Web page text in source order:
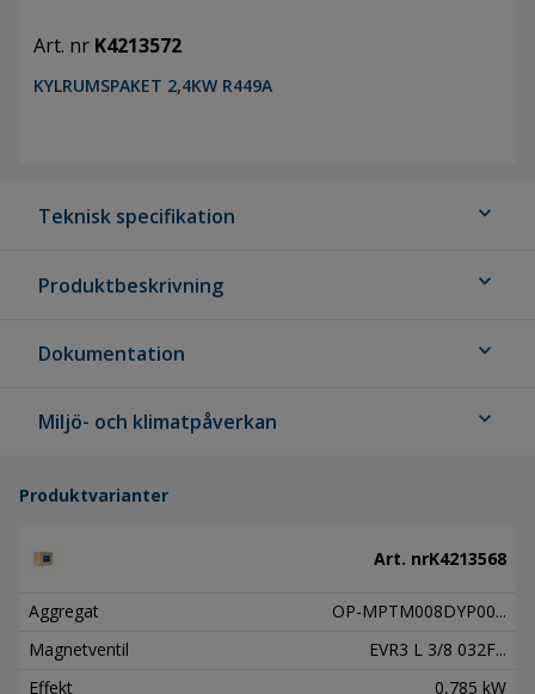
Art. nr K4213572
KYLRUMSPAKET 2,4KW R449A
Teknisk specifikation expand_more
Produktbeskrivning expand_more
Dokumentation expand_more
Miljö- och klimatpåverkan expand_more
Produktvarianter
Art. nrK4213568
Aggregat
OP-MPTM008DYP00...
Magnetventil
EVR3 L 3/8 032F...
Effekt
0,785 kW